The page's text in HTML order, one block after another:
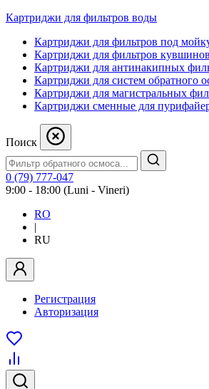
Картриджи для фильтров воды
Картриджи для фильтров под
Картриджи для фильтров кувшинов
Картриджи для антинакипных
Картриджи для систем обратного
Картриджи для магистральных
Картриджи сменные для
Поиск
0 (79) 777-047
9:00 - 18:00 (Luni - Vineri)
RO
|
RU
Регистрация
Авторизация